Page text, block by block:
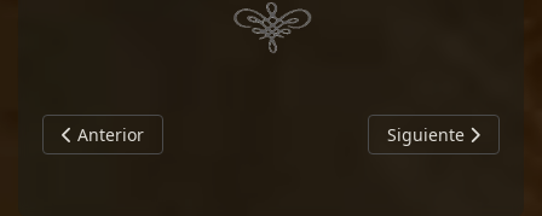
Artículo anterior: ARTURO VELOSO AGUAYO
Anterior Artículo siguiente:
Siguiente